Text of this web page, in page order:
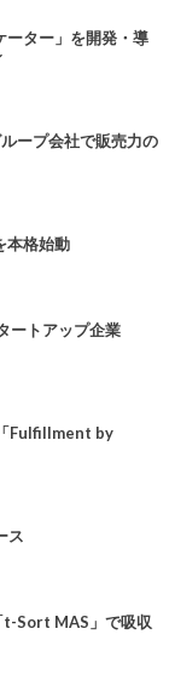
ーター」を開発・導
ープ会社で販売力の
本格始動
ートアップ企業
Fulfillment by
ス
t-Sort MAS」で吸収